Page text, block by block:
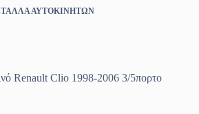
ΑΥΤΟΚΙΝΉΤΩΝ
Renault Clio 1998-2006 3/5πορτο